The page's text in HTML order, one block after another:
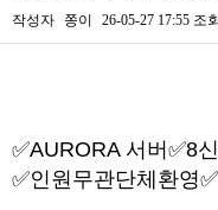
작성자 쫑이 26-05-27 17:55 조회
✅️AURORA 서버✅️8
✅️인원무관단체환영✅️